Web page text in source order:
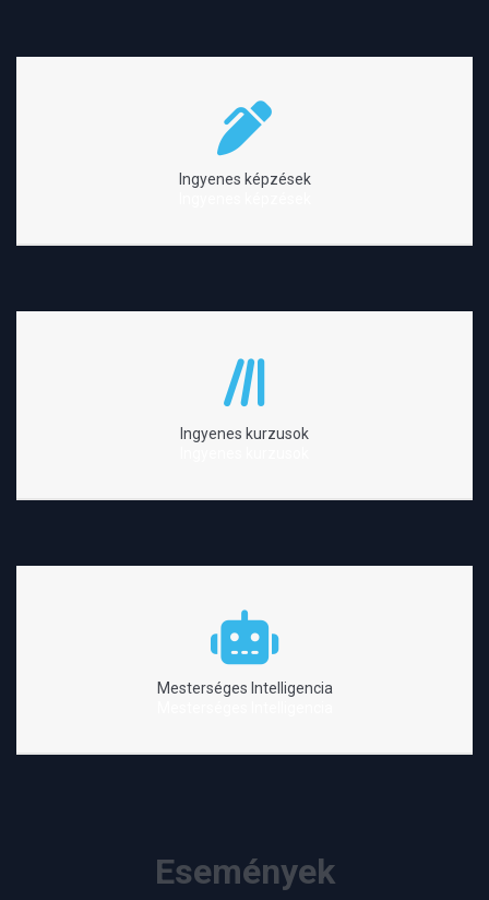
Ingyenes képzések
Ingyenes kurzusok
Mesterséges Intelligencia
Események